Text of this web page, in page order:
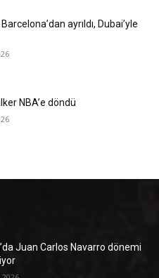
ayrıldı, Dubai’yle
NBA’e döndü
Juan Carlos Navarro dönemi